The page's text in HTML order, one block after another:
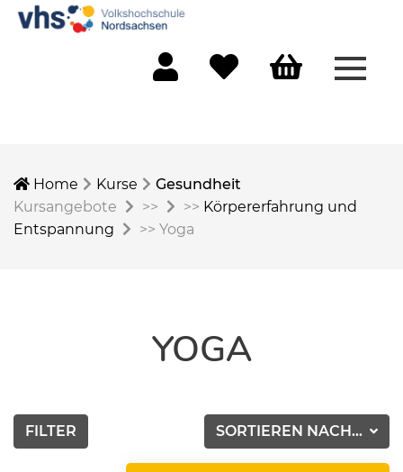
Home Kurse
Gesundheit
Kursangebote
>> >> Körpererfahrung und
Entspannung
>> Yoga
YOGA
SORTIEREN NACH...
FILTER